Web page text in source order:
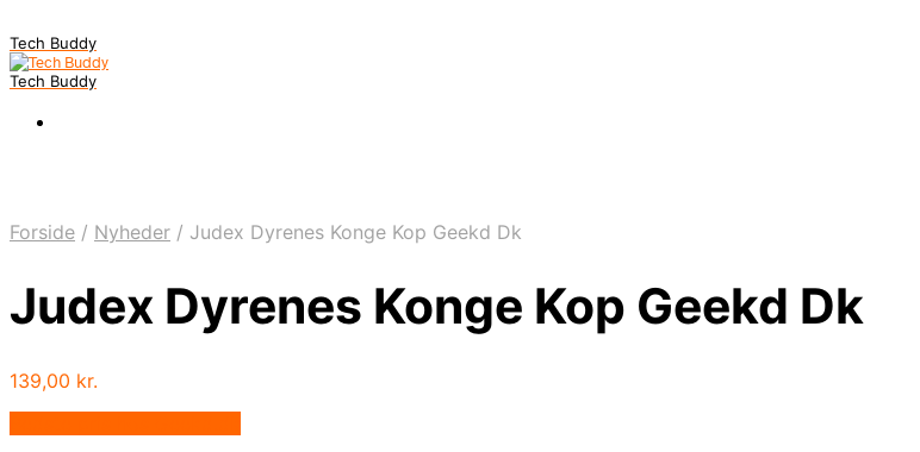
Tech Buddy
Tech Buddy
Forside / Nyheder / Judex Dyrenes Konge Kop Geekd Dk
Judex Dyrenes Konge Kop Geekd Dk
139,00 kr.